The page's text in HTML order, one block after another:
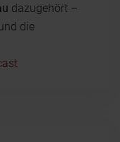
dazugehört –
die